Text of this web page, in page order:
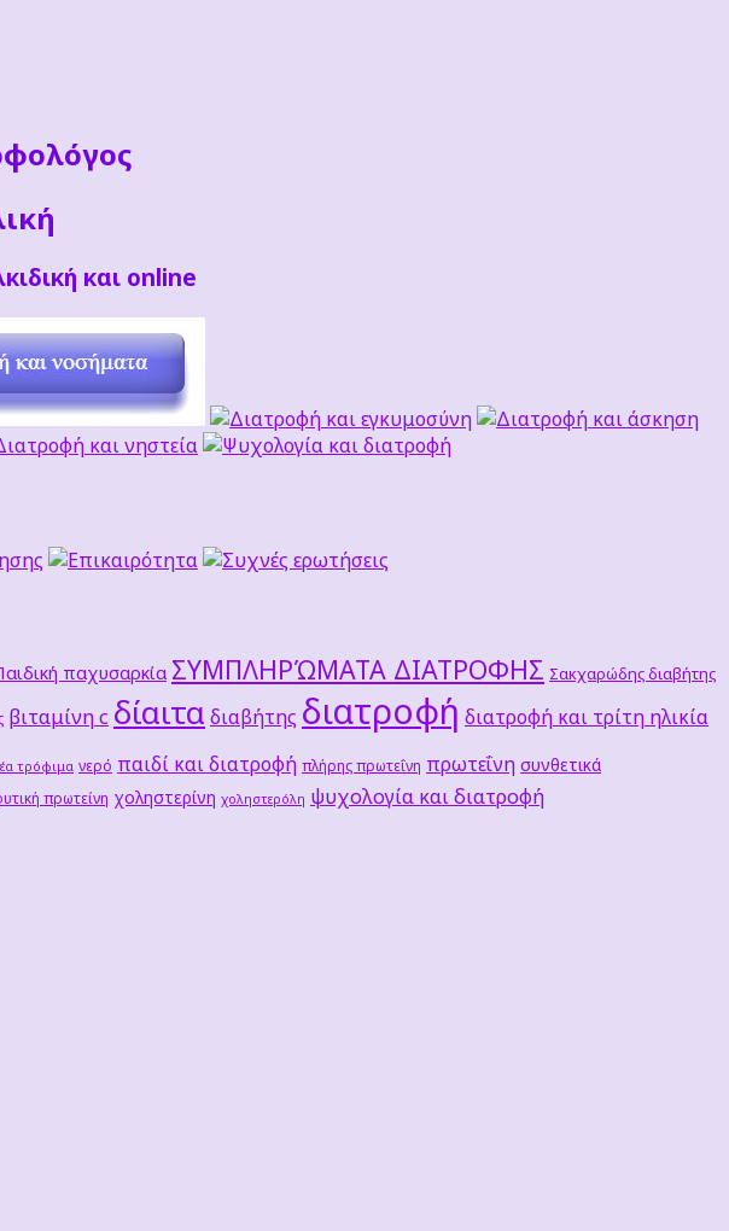
και online
παχυσαρκία ΣΥΜΠΛΗΡΏΜΑΤΑ ΔΙΑΤΡΟΦΗΣ Σακχαρώδης διαβήτης
βιταμίνη c δίαιτα διαβήτης διατροφή διατροφή και τρίτη ηλικία
τρόφιμα νερό παιδί και διατροφή πλήρης πρωτεΐνη πρωτεΐνη συνθετικά
πρωτείνη χοληστερίνη χοληστερόλη ψυχολογία και διατροφή